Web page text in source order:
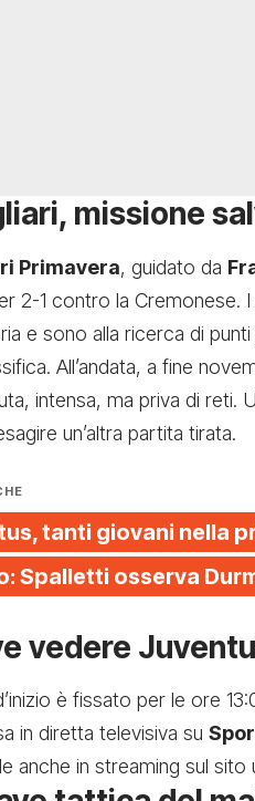
missione
Primavera, guidato da
2-1 contro la Cremonese.
e sono alla ricerca di
All’andata, a fine
intensa, ma priva di reti.
un’altra partita tirata.
tanti giovani nella
Spalletti osserva
vedere
è fissato per le ore
in diretta televisiva su
anche in streaming sul sito